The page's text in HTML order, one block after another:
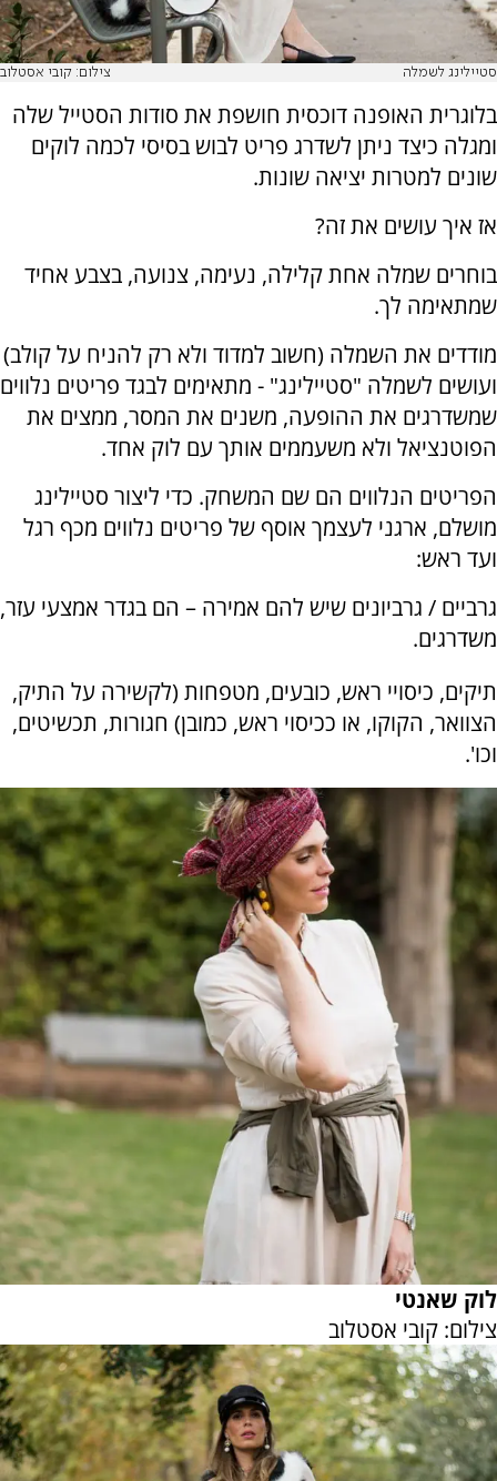
סטיילינג לשמלה צילום: קובי אסטלוב
בלוגרית האופנה דוכסית חושפת את סודות הסטייל שלה
ומגלה כיצד ניתן לשדרג פריט לבוש בסיסי לכמה לוקים
שונים למטרות יציאה שונות.
אז איך עושים את זה?
בוחרים שמלה אחת קלילה, נעימה, צנועה, בצבע אחיד
שמתאימה לך.
מודדים את השמלה (חשוב למדוד ולא רק להניח על קולב)
ועושים לשמלה "סטיילינג" - מתאימים לבגד פריטים נלווים
שמשדרגים את ההופעה, משנים את המסר, ממצים את
הפוטנציאל ולא משעממים אותך עם לוק אחד.
הפריטים הנלווים הם שם המשחק. כדי ליצור סטיילינג
מושלם, ארגני לעצמך אוסף של פריטים נלווים מכף רגל
ועד ראש:
גרביים / גרביונים שיש להם אמירה – הם בגדר אמצעי עזר,
משדרגים.
תיקים, כיסויי ראש, כובעים, מטפחות (לקשירה על התיק,
הצוואר, הקוקו, או ככיסוי ראש, כמובן) חגורות, תכשיטים,
וכו'.
לוק שאנטי
צילום: קובי אסטלוב